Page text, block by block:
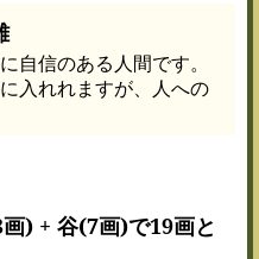
自信のある人間です。
入れれますが、人への
) + 谷(7画)で19画と